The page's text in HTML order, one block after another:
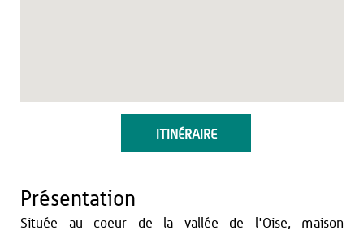
ITINÉRAIRE
Présentation
Située au coeur de la vallée de l'Oise, maison